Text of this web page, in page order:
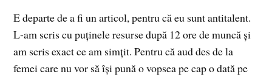
E departe de a fi un articol, pentru că eu sunt antitalent.
L-am scris cu puținele resurse după 12 ore de muncă și
am scris exact ce am simțit. Pentru că aud des de la
femei care nu vor să își pună o vopsea pe cap o dată pe